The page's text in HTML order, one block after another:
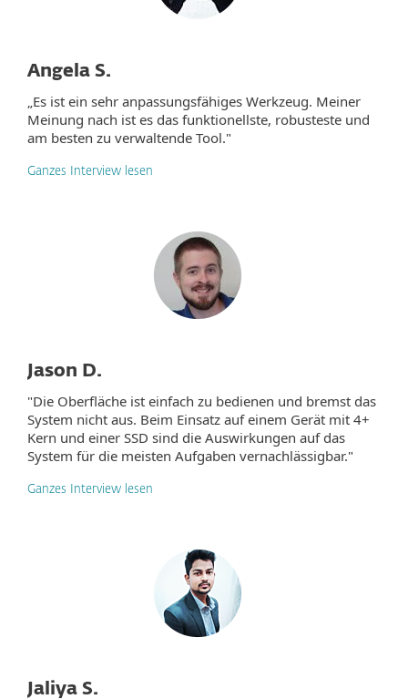
Angela S.
„Es ist ein sehr anpassungsfähiges Werkzeug. Meiner
Meinung nach ist es das funktionellste, robusteste und
am besten zu verwaltende Tool."
Ganzes Interview lesen
Jason D.
"Die Oberfläche ist einfach zu bedienen und bremst das
System nicht aus. Beim Einsatz auf einem Gerät mit 4+
Kern und einer SSD sind die Auswirkungen auf das
System für die meisten Aufgaben vernachlässigbar."
Ganzes Interview lesen
Jaliya S.